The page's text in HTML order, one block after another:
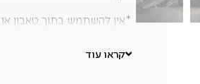
*אין להשתמש בתוך טאבון או
קראו עוד